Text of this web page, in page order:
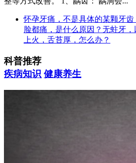
怀孕牙痛，不是具体的某颗牙
脸都痛，是什么原因？无蛀牙
上火，舌苔厚，怎么办？
科普推荐
疾病知识 健康养生